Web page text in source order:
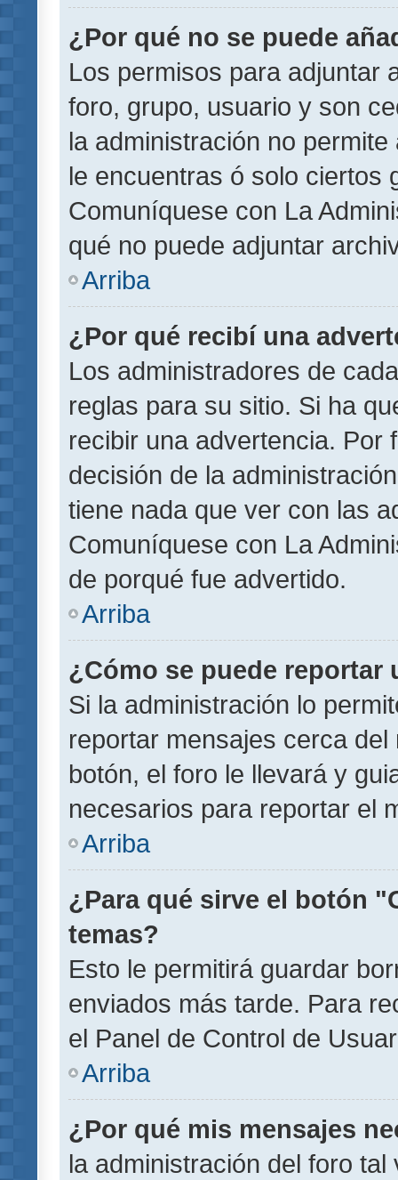
¿Por qué no se puede
Los permisos para adjuntar
foro, grupo, usuario y son
la administración no
le encuentras ó solo ciertos
Comuníquese con La
qué no puede adjuntar
Arriba
¿Por qué recibí una
Los administradores de
reglas para su sitio. Si ha
recibir una advertencia. Por
decisión de la
tiene nada que ver con las
Comuníquese con La
de porqué fue advertido.
Arriba
¿Cómo se puede reportar
Si la administración lo
reportar mensajes cerca
botón, el foro le llevará y
necesarios para reportar el
Arriba
¿Para qué sirve el botón
temas?
Esto le permitirá guardar
enviados más tarde. Para
el Panel de Control de
Arriba
¿Por qué mis mensajes
la administración del foro